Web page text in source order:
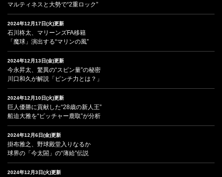
マルティネスと大勢で“2重ロック”
2024年12月17日(火)更新
石川柊太、マリーンズFA移籍
「魔球」演出する“マリンの風”
2024年12月13日(金)更新
今永昇太、驚異の“スピン量”の秘密
川口和久が解説「ピンチ力とは？」
2024年12月10日(火)更新
巨人優勝に貢献した“28歳の新人王”
船迫大雅を“ピッチャー鹿取”が分析
2024年12月6日(金)更新
掛布雅之、野球殿堂入りなるか
球界の「今太閤」の“薄給”伝説
2024年12月3日(火)更新